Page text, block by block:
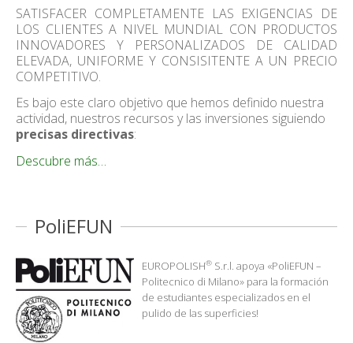
SATISFACER COMPLETAMENTE LAS EXIGENCIAS DE
LOS CLIENTES A NIVEL MUNDIAL CON PRODUCTOS
INNOVADORES Y PERSONALIZADOS DE CALIDAD
ELEVADA, UNIFORME Y CONSISITENTE A UN PRECIO
COMPETITIVO.
Es bajo este claro objetivo que hemos definido nuestra
actividad, nuestros recursos y las inversiones siguiendo
precisas directivas:
Descubre más…
PoliEFUN
EUROPOLISH® S.r.l. apoya «PoliEFUN –
Politecnico di Milano» para la formación
de estudiantes especializados en el
pulido de las superficies!